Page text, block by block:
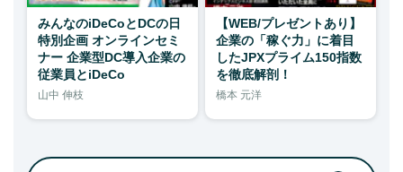
みんなのiDeCoとDCの日
特別企画 オンラインセミ
ナー 企業型DC導入企業の
従業員とiDeCo
山中 伸枝
【WEB/プレゼントあり】
企業の「稼ぐ力」に着目
したJPXプライム150指数
を徹底解剖！
橋本 元洋